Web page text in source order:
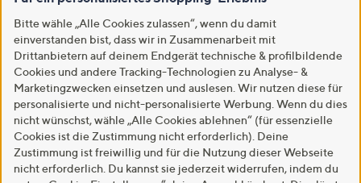
Bitte wähle „Alle Cookies zulassen“, wenn du damit
einverstanden bist, dass wir in Zusammenarbeit mit
Drittanbietern auf deinem Endgerät technische & profilbildende
Cookies und andere Tracking-Technologien zu Analyse- &
Marketingzwecken einsetzen und auslesen. Wir nutzen diese für
personalisierte und nicht-personalisierte Werbung. Wenn du dies
nicht wünschst, wähle „Alle Cookies ablehnen“ (für essenzielle
Cookies ist die Zustimmung nicht erforderlich). Deine
Zustimmung ist freiwillig und für die Nutzung dieser Webseite
nicht erforderlich. Du kannst sie jederzeit widerrufen, indem du